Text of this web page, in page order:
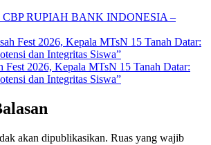
RUPIAH BANK INDONESIA –
Fest 2026, Kepala MTsN 15 Tanah Datar:
dan Integritas Siswa”
akan dipublikasikan. Ruas yang wajib